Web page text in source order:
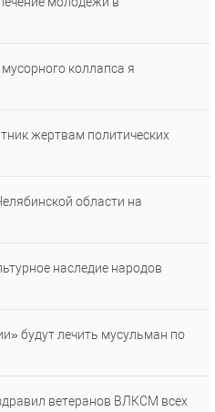
коллапса я
жертвам политических
области на
наследие народов
будут лечить мусульман по
ветеранов ВЛКСМ всех